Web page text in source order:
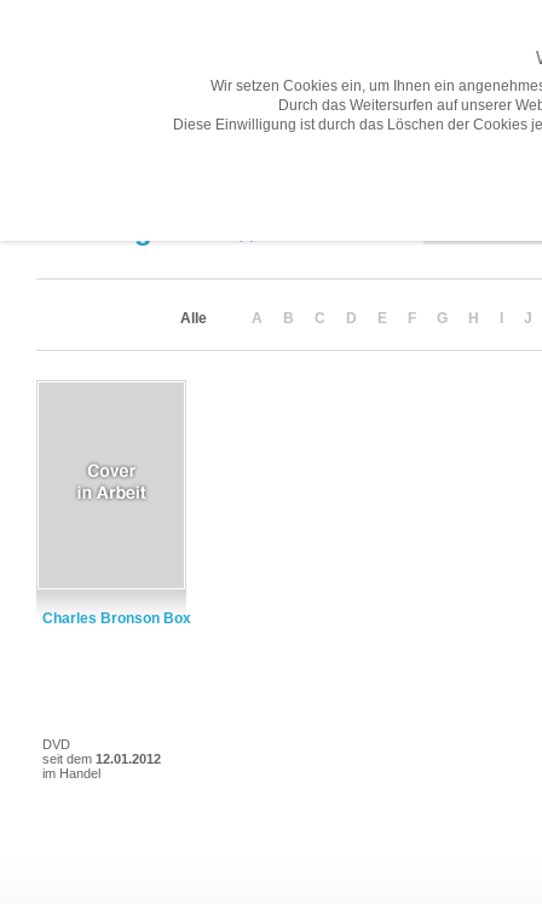
Alle A B C D E F G H J
Charles Bronson Box
DVD
seit dem 12.01.2012
im Handel
Wir setzen Cookies ein, um Ihnen ein
Durch das Weitersurfen auf unserer
Diese Einwilligung ist durch das Löschen der Cookies